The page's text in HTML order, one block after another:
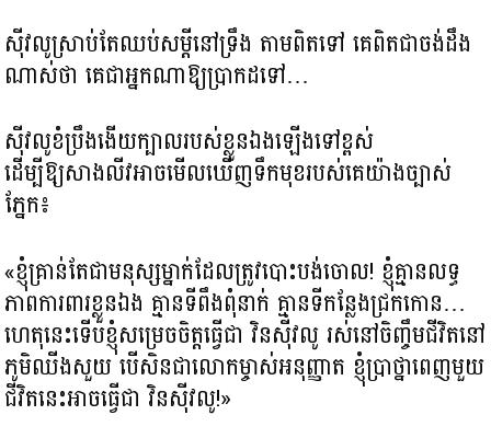
ស៊ីវលូស្រាប់តែឈប់សម្ដីនៅទ្រឹង តាមពិតទៅ គេពិតជាចង់ដឹង
ណាស់ថា គេជាអ្នកណាឱ្យប្រាកដទៅ…
ស៊ីវលូខំប្រឹងងើយក្បាលរបស់ខ្លួនឯងឡើងទៅខ្ពស់
ដើម្បីឱ្យសាងលីវអាចមើលឃើញទឹកមុខរបស់គេយ៉ាងច្បាស់
ភ្នែក៖
«ខ្ញុំគ្រាន់តែជាមនុស្សម្នាក់ដែលត្រូវបោះបង់ចោល! ខ្ញុំគ្មានលទ្ធ
ភាពការពារខ្លួនឯង គ្មានទីពឹងពុំនាក់ គ្មានទីកន្លែងជ្រកកោន…
ហេតុនេះទើបខ្ញុំសម្រេចចិត្តធ្វើជា វិនស៊ីវលូ រស់នៅចិញ្ចឹមជីវិតនៅ
ភូមិឈីងសួយ បើសិនជាលោកម្ចាស់អនុញ្ញាត ខ្ញុំប្រាថ្នាពេញមួយ
ជីវិតនេះអាចធ្វើជា វិនស៊ីវលូ!»